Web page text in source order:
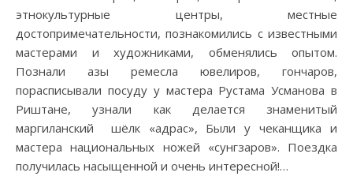
этнокультурные центры, местные
достопримечательности, познакомились с известными
мастерами и художниками, обменялись опытом.
Познали азы ремесла ювелиров, гончаров,
порасписывали посуду у мастера Рустама Усманова в
Риштане, узнали как делается знаменитый
маргиланский шёлк «адрас», Были у чеканщика и
мастера национальных ножей «сунгзаров». Поездка
получилась насыщенной и очень интересной!…